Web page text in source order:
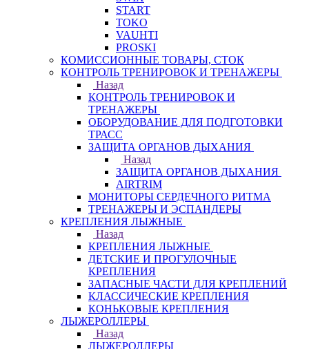
START
TOKO
VAUHTI
PROSKI
КОМИССИОННЫЕ ТОВАРЫ, СТОК
КОНТРОЛЬ ТРЕНИРОВОК И ТРЕНАЖЕРЫ
Назад
КОНТРОЛЬ ТРЕНИРОВОК И
ТРЕНАЖЕРЫ
ОБОРУДОВАНИЕ ДЛЯ ПОДГОТОВКИ
ТРАСС
ЗАЩИТА ОРГАНОВ ДЫХАНИЯ
Назад
ЗАЩИТА ОРГАНОВ ДЫХАНИЯ
AIRTRIM
МОНИТОРЫ СЕРДЕЧНОГО РИТМА
ТРЕНАЖЕРЫ И ЭСПАНДЕРЫ
КРЕПЛЕНИЯ ЛЫЖНЫЕ
Назад
КРЕПЛЕНИЯ ЛЫЖНЫЕ
ДЕТСКИЕ И ПРОГУЛОЧНЫЕ
КРЕПЛЕНИЯ
ЗАПАСНЫЕ ЧАСТИ ДЛЯ КРЕПЛЕНИЙ
КЛАССИЧЕСКИЕ КРЕПЛЕНИЯ
КОНЬКОВЫЕ КРЕПЛЕНИЯ
ЛЫЖЕРОЛЛЕРЫ
Назад
ЛЫЖЕРОЛЛЕРЫ